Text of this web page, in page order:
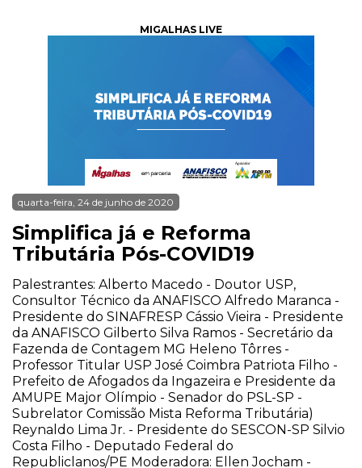
MIGALHAS LIVE
quarta-feira, 24 de junho de 2020
Simplifica já e Reforma
Tributária Pós-COVID19
Palestrantes: Alberto Macedo - Doutor USP,
Consultor Técnico da ANAFISCO Alfredo Maranca -
Presidente do SINAFRESP Cássio Vieira - Presidente
da ANAFISCO Gilberto Silva Ramos - Secretário da
Fazenda de Contagem MG Heleno Tôrres -
Professor Titular USP José Coimbra Patriota Filho -
Prefeito de Afogados da Ingazeira e Presidente da
AMUPE Major Olímpio - Senador do PSL-SP -
Subrelator Comissão Mista Reforma Tributária)
Reynaldo Lima Jr. - Presidente do SESCON-SP Silvio
Costa Filho - Deputado Federal do
Republiclanos/PE Moderadora: Ellen Jocham -